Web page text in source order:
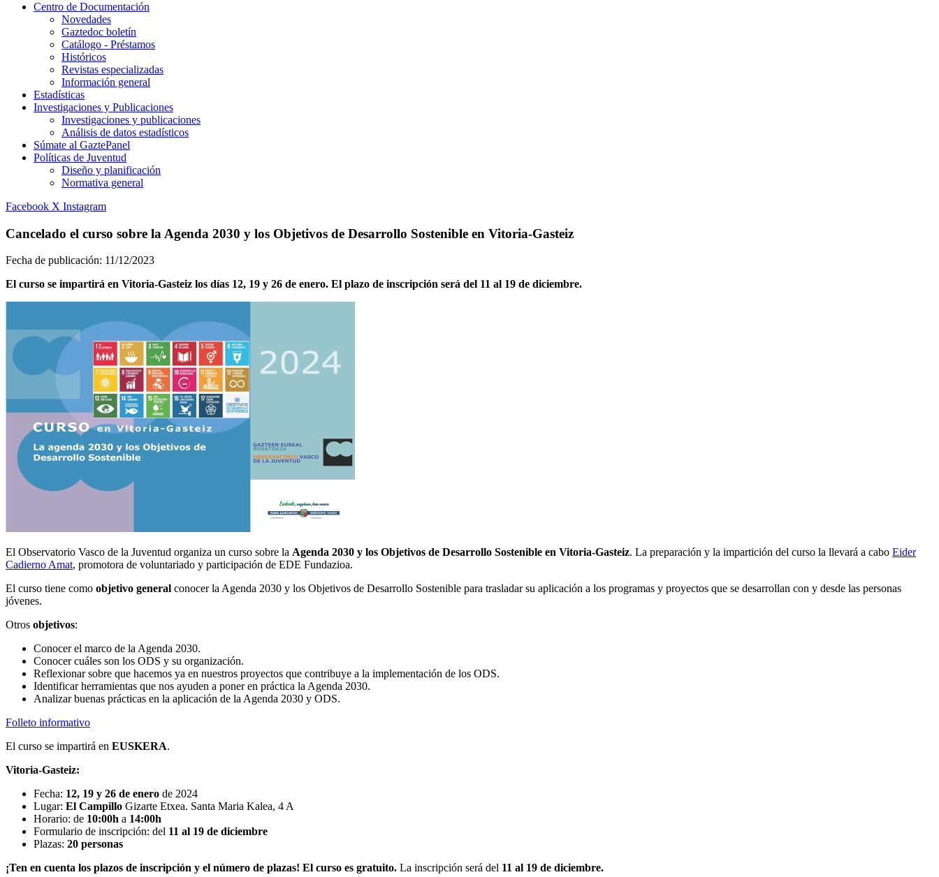
Centro de Documentación
Novedades
Gaztedoc boletín
Catálogo - Préstamos
Históricos
Revistas especializadas
Información general
Estadísticas
Investigaciones y Publicaciones
Investigaciones y publicaciones
Análisis de datos estadísticos
Súmate al GaztePanel
Políticas de Juventud
Diseño y planificación
Normativa general
Facebook X Instagram
Cancelado el curso sobre la Agenda 2030 y los Objetivos de Desarrollo Sostenible en Vitoria-Gasteiz
Fecha de publicación: 11/12/2023
El curso se impartirá en Vitoria-Gasteiz los días 12, 19 y 26 de enero. El plazo de inscripción será del 11 al 19 de diciembre.
El Observatorio Vasco de la Juventud organiza un curso sobre la Agenda 2030 y los Objetivos de Desarrollo Sostenible en Vitoria-Gasteiz. La preparación y la impartición del curso la llevará a cabo Eider
Cadierno Amat, promotora de voluntariado y participación de EDE Fundazioa.
El curso tiene como objetivo general conocer la Agenda 2030 y los Objetivos de Desarrollo Sostenible para trasladar su aplicación a los programas y proyectos que se desarrollan con y desde las personas
jóvenes.
Otros objetivos:
Conocer el marco de la Agenda 2030.
Conocer cuáles son los ODS y su organización.
Reflexionar sobre que hacemos ya en nuestros proyectos que contribuye a la implementación de los ODS.
Identificar herramientas que nos ayuden a poner en práctica la Agenda 2030.
Analizar buenas prácticas en la aplicación de la Agenda 2030 y ODS.
Folleto informativo
El curso se impartirá en EUSKERA.
Vitoria-Gasteiz:
Fecha: 12, 19 y 26 de enero de 2024
Lugar: El Campillo Gizarte Etxea. Santa Maria Kalea, 4 A
Horario: de 10:00h a 14:00h
Formulario de inscripción: del 11 al 19 de diciembre
Plazas: 20 personas
¡Ten en cuenta los plazos de inscripción y el número de plazas! El curso es gratuito. La inscripción será del 11 al 19 de diciembre.